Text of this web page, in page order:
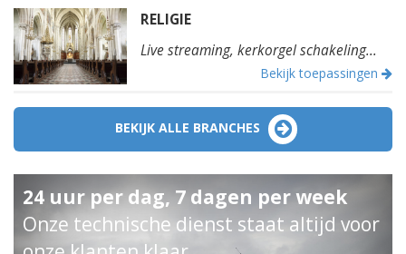
RELIGIE
Live streaming, kerkorgel schakeling...
Bekijk toepassingen
BEKIJK ALLE BRANCHES
24 uur per dag, 7 dagen per week
Onze technische dienst staat altijd voor